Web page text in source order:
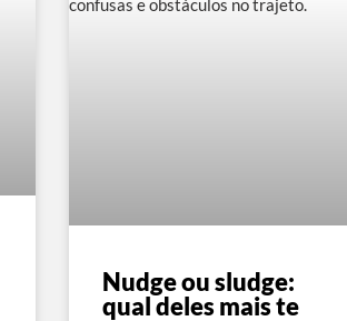
Nudge ou sludge:
qual deles mais te